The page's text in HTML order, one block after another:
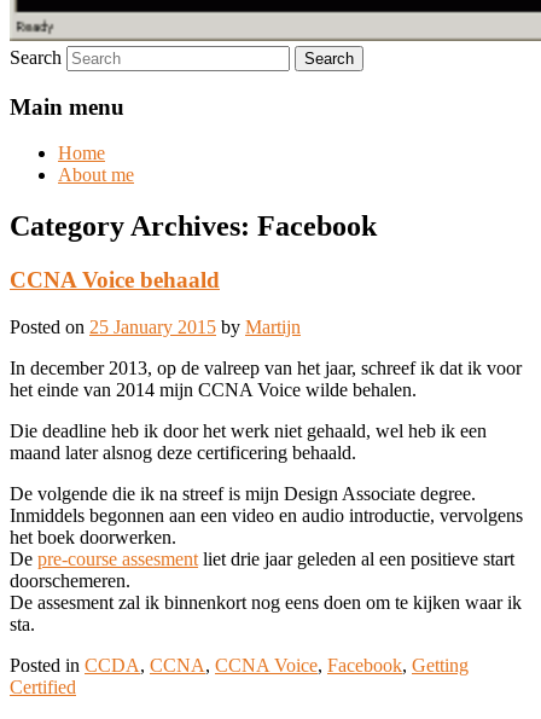
Search
Main menu
Home
About me
Category Archives: Facebook
CCNA Voice behaald
Posted on 25 January 2015 by Martijn
In december 2013, op de valreep van het jaar, schreef ik dat ik voor
het einde van 2014 mijn CCNA Voice wilde behalen.
Die deadline heb ik door het werk niet gehaald, wel heb ik een
maand later alsnog deze certificering behaald.
De volgende die ik na streef is mijn Design Associate degree.
Inmiddels begonnen aan een video en audio introductie, vervolgens
het boek doorwerken.
De pre-course assesment liet drie jaar geleden al een positieve start
doorschemeren.
De assesment zal ik binnenkort nog eens doen om te kijken waar ik
sta.
Posted in CCDA, CCNA, CCNA Voice, Facebook, Getting
Certified